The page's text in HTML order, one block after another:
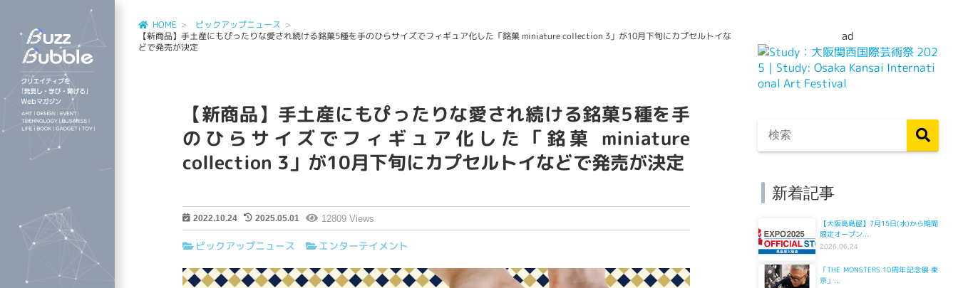
HOME
ピックアップニュース
【新商品】手土産にもぴったりな愛され続ける銘菓5種を手のひらサイズでフィギュア化した「銘菓 miniature collection 3」が10月下旬にカプセルトイな
どで発売が決定
【新商品】手土産にもぴったりな愛され続ける銘菓5種を手
のひらサイズでフィギュア化した「銘菓 miniature
collection 3」が10月下旬にカプセルトイなどで発売が決定
2022.10.24 2025.05.01 12809 Views
ピックアップニュース エンターテイメント
ad
新着記事
【大阪高島屋】7月15日(水)から期間
限定オープン...
2026.06.24
「THE MONSTERS 10周年記念展 東
京」...